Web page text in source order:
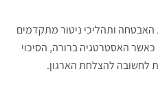
ותהליכי ניטור מתקדמים
האסטרטגיה ברורה, הסיכוי
לחשובה להצלחת הארגון.